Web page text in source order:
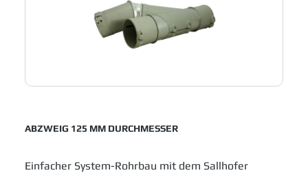
ABZWEIG 125 MM DURCHMESSER
Einfacher System-Rohrbau mit dem Sallhofer